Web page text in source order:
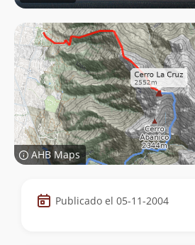
AHB Maps
Datos
de
Publicado el 05-11-2004